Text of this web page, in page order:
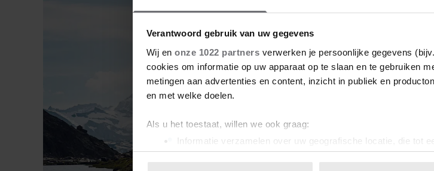
Verantwoord gebruik van uw gegevens
Wij en onze 1022 partners verwerken je persoonlijke gegevens
cookies om informatie op uw apparaat op te slaan en te gebruiken
metingen aan advertenties en content, inzicht in publiek en
en met welke doelen.
Als u het toestaat, willen we ook graag:
Informatie verzamelen over uw geografische locatie, die tot
Uw apparaat identificeren door het actief te scannen op